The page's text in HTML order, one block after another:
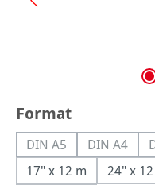
Formatauswählen
DIN A5(Diese Option ist
DIN A4
(Diese
17" x 12 m 24" x